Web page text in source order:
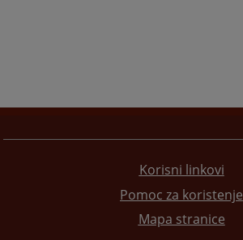
Korisni linkovi
Pomoc za koristenje
Mapa stranice